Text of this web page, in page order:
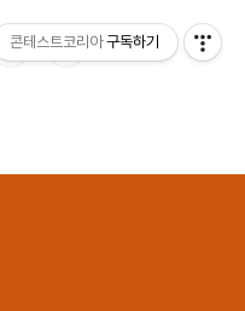
콘테스트코리아 구독하기